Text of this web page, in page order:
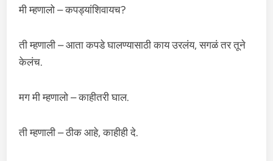
मी म्हणालो – कपड्यांशिवायच?
ती म्हणाली – आता कपडे घालण्यासाठी काय उरलंय, सगळं तर तूने
केलंच.
मग मी म्हणालो – काहीतरी घाल.
ती म्हणाली – ठीक आहे, काहीही दे.